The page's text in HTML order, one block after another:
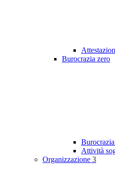
Burocrazia zero
Attività
Organizzazione 3